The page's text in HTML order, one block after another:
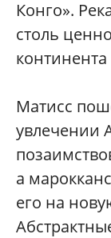
Конго».
столь
континента
Матисс
увлечении
а
его на